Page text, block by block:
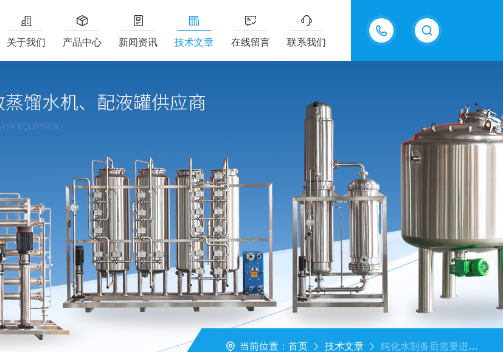
13770985289
关于我们 产品中心 新闻资讯 技术文章 在线留言 联系我们
当前位置： 首页 技术文章 纯化水制备后需要进行哪些检查？